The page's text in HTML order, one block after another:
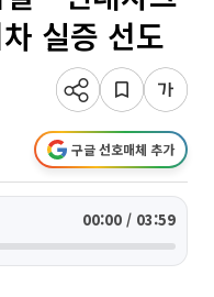
실증 선도
구글 선호매체 추가
00:00 / 03:59